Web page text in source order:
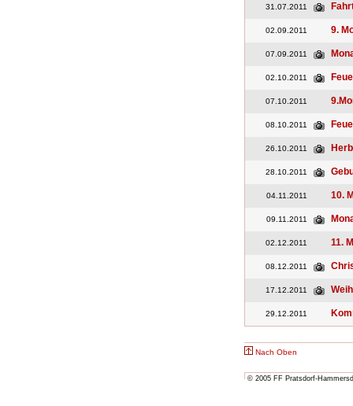
31.07.2011
02.09.2011 9.
07.09.2011
02.10.2011
07.10.2011
08.10.2011
26.10.2011
28.10.2011
04.11.2011 10.
09.11.2011
02.12.2011 11.
08.12.2011
17.12.2011
29.12.2011
Nach Oben
© 2005 FF Pratsdorf-